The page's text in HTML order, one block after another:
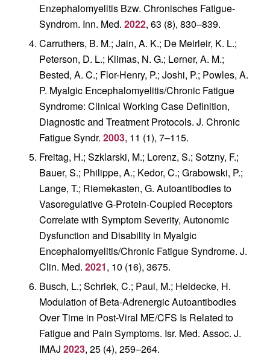
Enzephalomyelitis Bzw. Chronisches Fatigue-
Syndrom. Inn. Med. 2022, 63 (8), 830–839.
Carruthers, B. M.; Jain, A. K.; De Meirleir, K. L.;
Peterson, D. L.; Klimas, N. G.; Lerner, A. M.;
Bested, A. C.; Flor-Henry, P.; Joshi, P.; Powles, A.
P. Myalgic Encephalomyelitis/Chronic Fatigue
Syndrome: Clinical Working Case Definition,
Diagnostic and Treatment Protocols. J. Chronic
Fatigue Syndr. 2003, 11 (1), 7–115.
Freitag, H.; Szklarski, M.; Lorenz, S.; Sotzny, F.;
Bauer, S.; Philippe, A.; Kedor, C.; Grabowski, P.;
Lange, T.; Riemekasten, G. Autoantibodies to
Vasoregulative G-Protein-Coupled Receptors
Correlate with Symptom Severity, Autonomic
Dysfunction and Disability in Myalgic
Encephalomyelitis/Chronic Fatigue Syndrome. J.
Clin. Med. 2021, 10 (16), 3675.
Busch, L.; Schriek, C.; Paul, M.; Heidecke, H.
Modulation of Beta-Adrenergic Autoantibodies
Over Time in Post-Viral ME/CFS Is Related to
Fatigue and Pain Symptoms. Isr. Med. Assoc. J.
IMAJ 2023, 25(4), 259–264.